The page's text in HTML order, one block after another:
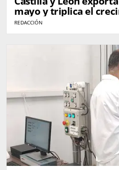
mayo y triplica el
REDACCIÓN